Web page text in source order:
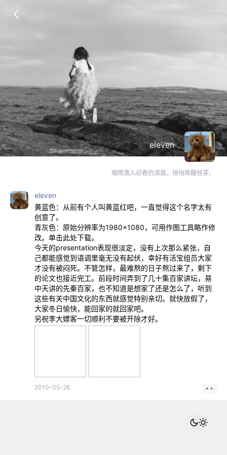
eleven
细雨落入初春的清晨，悄悄唤醒枝芽。
eleven
黄蓝色：从前有个人叫黄蓝红吧，一直觉得这个名字太有
创意了。
青灰色：原始分辨率为1980×1080，可用作图工具略作修
改。单击此处下载。
今天的presentation表现很淡定，没有上次那么紧张，自
己都能感觉到语调里毫无没有起伏，幸好有活宝组员大家
才没有被闷死。不管怎样，最难熬的日子熬过来了，剩下
的论文也接近完工。前段时间弄到了几十集百家讲坛，易
中天讲的先秦百家，也不知道是想家了还是怎么了，听到
这些有关中国文化的东西就感觉特别亲切。就快放假了，
大家冬日愉快，能回家的就回家吧。
另祝李大嫖客一切顺利不要被开除才好。
2010-05-26